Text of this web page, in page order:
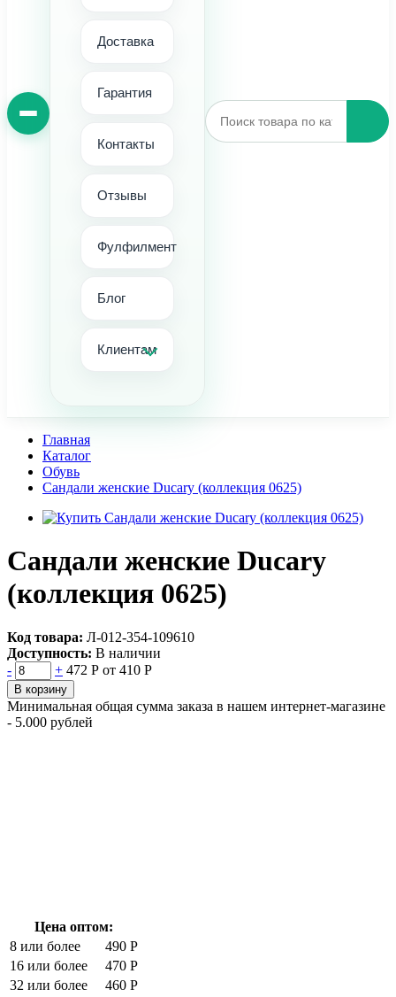
Доставка
Гарантия
Контакты
Отзывы
Фулфилмент
Блог
Клиентам
Главная
Каталог
Обувь
Сандали женские Ducary (коллекция 0625)
Сандали женские Ducary
(коллекция 0625)
Код товара: Л-012-354-109610
Доступность: В наличии
-
+ 472 Р от 410 Р
В корзину
Минимальная общая сумма заказа в нашем интернет-магазине
- 5.000 рублей
Цена оптом:
8 или более
490 Р
16 или более
470 Р
32 или более
460 Р